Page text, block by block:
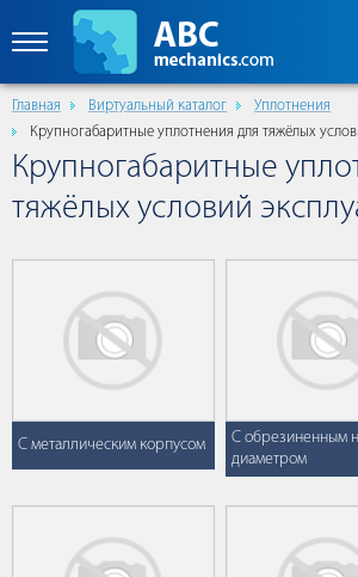
Главная Виртуальный каталог
Уплотнения
Крупногабаритные уплотнения для тяжёлых
Крупногабаритные
тяжёлых условий
С металлическим корпусом
C обрезиненным
диаметром